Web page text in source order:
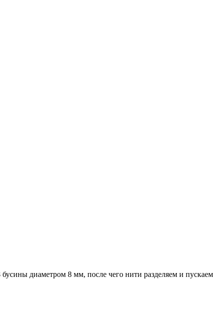
диаметром 8 мм, после чего нити разделяем и пускаем